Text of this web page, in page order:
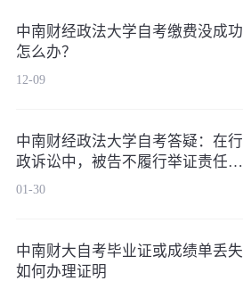
中南财经政法大学自考缴费没成功
怎么办？
12-09
中南财经政法大学自考答疑：在行
政诉讼中，被告不履行举证责任的
法律后果是什么
01-30
中南财大自考毕业证或成绩单丢失
如何办理证明